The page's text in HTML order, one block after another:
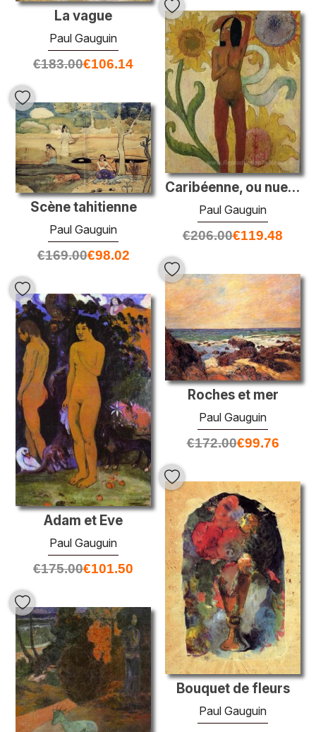
La vague
Paul Gauguin
€183.00€106.14
Caribéenne, ou nue féminine avec des tournesols
Paul Gauguin
€206.00€119.48
Scène tahitienne
Paul Gauguin
€169.00€98.02
Roches et mer
Paul Gauguin
€172.00€99.76
Adam et Eve
Paul Gauguin
€175.00€101.50
Bouquet de fleurs
Paul Gauguin